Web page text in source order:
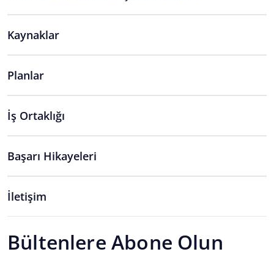
Kaynaklar
Planlar
İş Ortaklığı
Başarı Hikayeleri
İletişim
Bültenlere Abone Olun